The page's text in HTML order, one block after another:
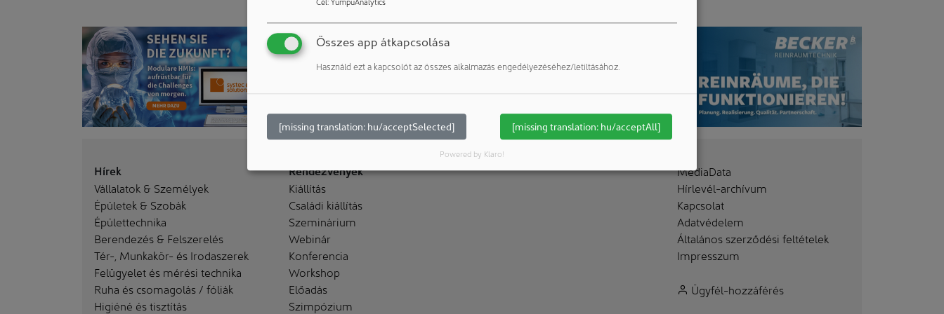
Hírek
Vállalatok & Személyek
Épületek & Szobák
Épülettechnika
Berendezés & Felszerelés
Tér-, Munkakör- és Irodaszerek
Felügyelet és mérési technika
Ruha és csomagolás / fóliák
Higiéné és tisztítás
Rendezvények
Kiállítás
Családi kiállítás
Szeminárium
Webinár
Konferencia
Workshop
Előadás
Szimpózium
MediaData
Hírlevél-archívum
Kapcsolat
Adatvédelem
Általános szerződési feltételek
Impresszum
Ügyfél-hozzáférés
Összes app átkapcsolása
Használd ezt a kapcsolót az összes alkalmazás engedélyezéséhez/letiltásához.
[missing translation: hu/acceptSelected] [missing translation: hu/acceptAll]
Powered by Klaro!